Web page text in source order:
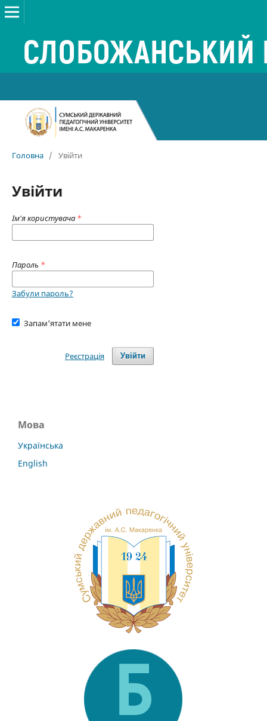
Головна / Увійти
Увійти
Ім'я користувача *
Пароль *
Забули пароль?
Запам'ятати мене
Увійти
Реєстрація
Мова
Українська
English